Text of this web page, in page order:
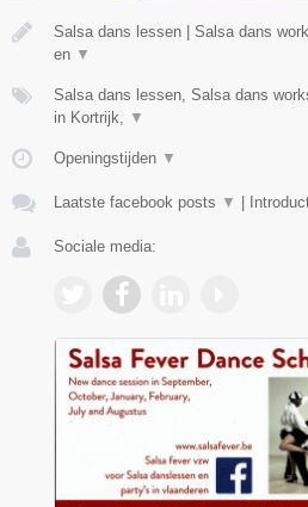
Salsa dans lessen | Salsa dans
en ▼
Salsa dans lessen, Salsa dans
in Kortrijk, ▼
Openingstijden ▼
Laatste facebook posts ▼
Sociale media: